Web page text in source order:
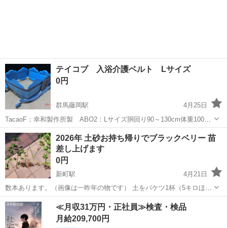
テイコブ 入浴介護ベルト Lサイズ
0円
群馬藤岡駅
4月25日
TacaoF：幸和製作所製 ABO2：Lサイズ胴回り90～130cm体重100kg
まで。取説あり。購入したものの未使用です。市販10,000円くらいで
す。使ってみたい人に差し上げます。どうぞ！
群馬 藤岡市 群馬藤岡駅 その他 別途
2026年 土砂お持ち帰りでブラックベリー 苗
差し上げます
0円
新町駅
4月21日
数本あります。（画像は一昨年の物です） 土をバケツ1杯（5キロほ
ど）貰ってくださる方に苗1本差し上げます。 苗と土を入れる袋はご
持参下さい。
群馬 藤岡市 新町駅 その他 画像
≪月収31万円・正社員≫検査・検品
月給209,700円